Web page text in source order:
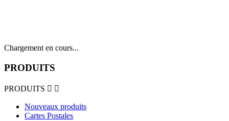
Chargement en cours...
PRODUITS
PRODUITS  
Nouveaux produits
Cartes Postales